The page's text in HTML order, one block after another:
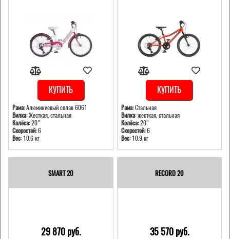
КУПИТЬ
Рама:Алюминиевый сплав 6061
Вилка:Жесткая, стальная
Колёса:20"
Скоростей:6
Вес:10.6 кг
КУПИТЬ
Рама:Стальная
Вилка:жесткая, стальная
Колёса:20"
Скоростей:6
Вес:10.9 кг
SMART 20
29 870 pуб.
RECORD 20
35 570 pуб.